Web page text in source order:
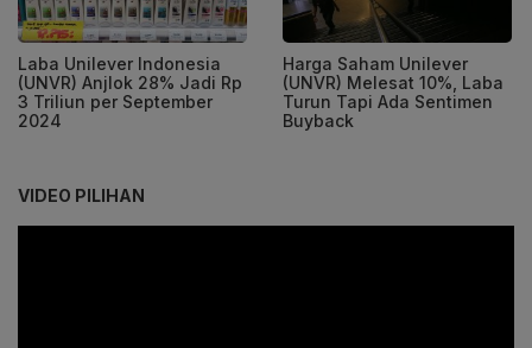
Laba Unilever Indonesia
(UNVR) Anjlok 28% Jadi Rp
3 Triliun per September
2024
Harga Saham Unilever
(UNVR) Melesat 10%, Laba
Turun Tapi Ada Sentimen
Buyback
VIDEO PILIHAN